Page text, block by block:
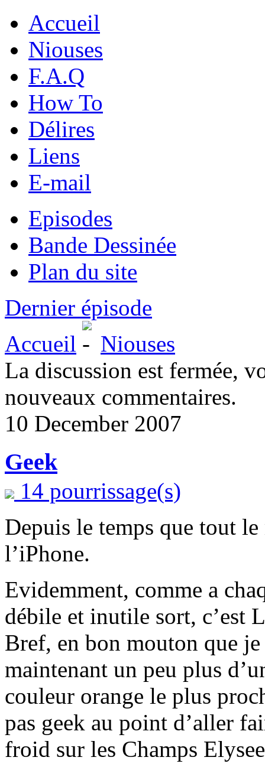
Accueil
Niouses
F.A.Q
How To
Délires
Liens
E-mail
Episodes
Bande Dessinée
Plan du site
Dernier épisode
Accueil
Niouses
La discussion est fermée,
nouveaux commentaires.
10 December 2007
Geek
14 pourrissage(s)
Depuis le temps que tout
l’iPhone.
Evidemment, comme a
débile et inutile sort, c’est
Bref, en bon mouton que
maintenant un peu plus
couleur orange le plus
pas geek au point d’aller
froid sur les Champs